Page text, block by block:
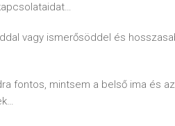
vagy ismerősöddel és
fontos, mintsem a belső ima és